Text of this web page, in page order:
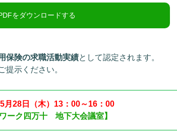
保険の求職活動実績として認定されます。
提示ください。
月28日（木）13：00～16：00
ワーク四万十 地下大会議室】